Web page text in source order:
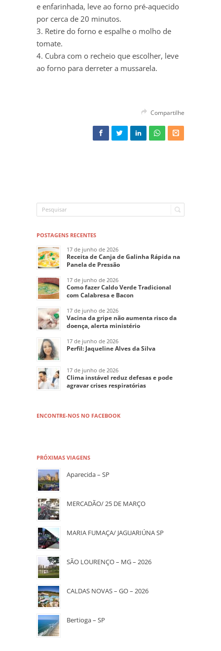
e enfarinhada, leve ao forno pré-aquecido
por cerca de 20 minutos.
3. Retire do forno e espalhe o molho de
tomate.
4. Cubra com o recheio que escolher, leve
ao forno para derreter a mussarela.
Compartilhe
POSTAGENS RECENTES
17 de junho de 2026
Receita de Canja de Galinha Rápida na
Panela de Pressão
17 de junho de 2026
Como fazer Caldo Verde Tradicional
com Calabresa e Bacon
17 de junho de 2026
Vacina da gripe não aumenta risco da
doença, alerta ministério
17 de junho de 2026
Perfil: Jaqueline Alves da Silva
17 de junho de 2026
Clima instável reduz defesas e pode
agravar crises respiratórias
ENCONTRE-NOS NO FACEBOOK
PRÓXIMAS VIAGENS
Aparecida – SP
MERCADÃO/ 25 DE MARÇO
MARIA FUMAÇA/ JAGUARIÚNA SP
SÃO LOURENÇO – MG – 2026
CALDAS NOVAS – GO – 2026
Bertioga – SP